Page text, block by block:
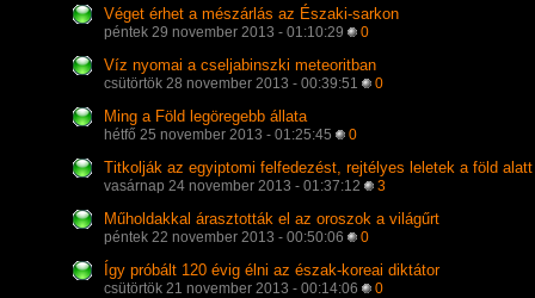
Véget érhet a mészárlás az Északi-sarkon
péntek 29 november 2013 - 01:10:29 0
Víz nyomai a cseljabinszki meteoritban
csütörtök 28 november 2013 - 00:39:51 0
Ming a Föld legöregebb állata
hétfő 25 november 2013 - 01:25:45 0
Titkolják az egyiptomi felfedezést, rejtélyes leletek a föld alatt
vasárnap 24 november 2013 - 01:37:12 3
Műholdakkal árasztották el az oroszok a világűrt
péntek 22 november 2013 - 00:50:06 0
Így próbált 120 évig élni az észak-koreai diktátor
csütörtök 21 november 2013 - 00:14:06 0